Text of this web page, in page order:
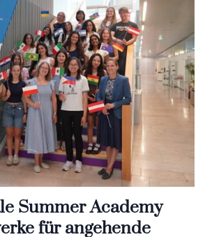
Summer Academy
für angehende